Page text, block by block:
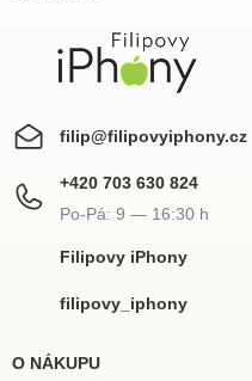
filip@filipovyiphony.cz
+420 703 630 824
Filipovy iPhony
filipovy_iphony
O NÁKUPU